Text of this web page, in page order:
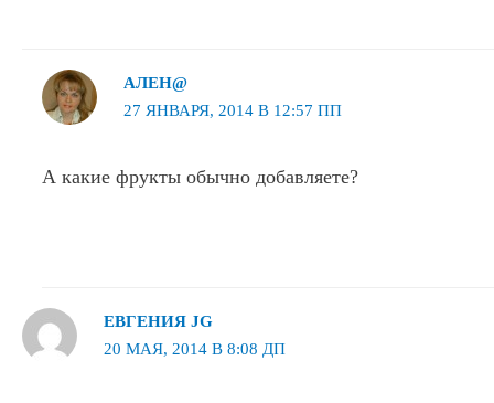
АЛЕН@
27 ЯНВАРЯ, 2014 В 12:57 ПП
А какие фрукты обычно добавляете?
ЕВГЕНИЯ JG
20 МАЯ, 2014 В 8:08 ДП